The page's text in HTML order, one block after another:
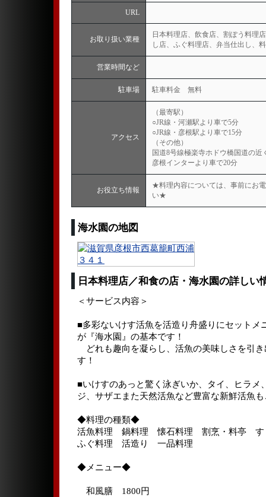
URL
お取り扱い業種
日本料理店、飲食店、割ぽう料理
し店、ふぐ料理店、弁当仕出し、
営業時間など
駐車場 駐車料金 無料
アクセス
（最寄駅）
○JR線・河瀬駅より車で5分
○JR線・彦根駅より車で15分
（その他）
国道8号線極楽寺ホドウ橋国道の近
彦根インターより車で20分
お役立ち情報
★料理内容については、事前にお
い★
海水園の地図
日本料理店／和食の店・海水園の詳しい
＜サービス内容＞
■多彩ないけす活魚を活造り舟盛りにセットメ
が『海水園』の基本です！
どれも趣向を凝らし、活魚の美味しさを引
す！
■いけすのあっと驚く泳ぎいか、タイ、ヒラメ
ジ、サザエまた天然活魚など豊富な新鮮活魚
◆料理の種類◆
活魚料理 鍋料理 懐石料理 割烹・料亭
ふぐ料理 活造り 一品料理
◆メニュー◆
和風膳 1800円